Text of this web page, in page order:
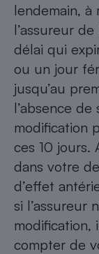
lendemain,
l’assureur
délai qui
ou un jour
jusqu’au
l’absence
modification
ces 10 jours.
dans votre
d’effet
si l’assureur
modification,
compter de